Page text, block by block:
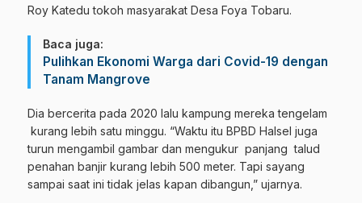
Roy Katedu tokoh masyarakat Desa Foya Tobaru.
Baca juga:
Pulihkan Ekonomi Warga dari Covid-19 dengan
Tanam Mangrove
Dia bercerita pada 2020 lalu kampung mereka tengelam
kurang lebih satu minggu. “Waktu itu BPBD Halsel juga
turun mengambil gambar dan mengukur panjang talud
penahan banjir kurang lebih 500 meter. Tapi sayang
sampai saat ini tidak jelas kapan dibangun,” ujarnya.